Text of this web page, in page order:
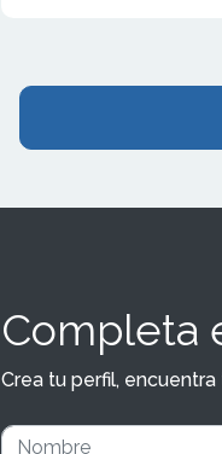
Completa
Crea tu perfil,